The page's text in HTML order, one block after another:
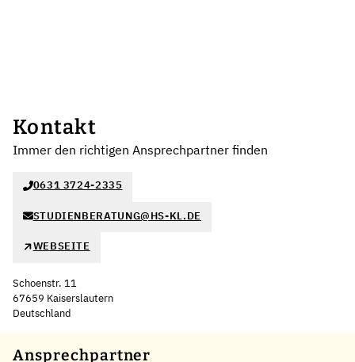
Kontakt
Immer den richtigen Ansprechpartner finden
0631 3724-2335
STUDIENBERATUNG@HS-KL.DE
WEBSEITE
Schoenstr. 11
67659 Kaiserslautern
Deutschland
+
Ansprechpartner